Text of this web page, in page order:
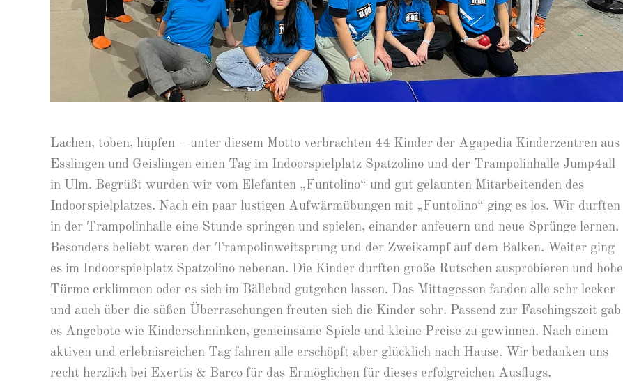
Lachen, toben, hüpfen – unter diesem Motto verbrachten 44 Kinder der Agapedia Kinderzentren aus
Esslingen und Geislingen einen Tag im Indoorspielplatz Spatzolino und der Trampolinhalle Jump4all
in Ulm. Begrüßt wurden wir vom Elefanten „Funtolino“ und gut gelaunten Mitarbeitenden des
Indoorspielplatzes. Nach ein paar lustigen Aufwärmübungen mit „Funtolino“ ging es los. Wir durften
in der Trampolinhalle eine Stunde springen und spielen, einander anfeuern und neue Sprünge lernen.
Besonders beliebt waren der Trampolinweitsprung und der Zweikampf auf dem Balken. Weiter ging
es im Indoorspielplatz Spatzolino nebenan. Die Kinder durften große Rutschen ausprobieren und hohe
Türme erklimmen oder es sich im Bällebad gutgehen lassen. Das Mittagessen fanden alle sehr lecker
und auch über die süßen Überraschungen freuten sich die Kinder sehr. Passend zur Faschingszeit gab
es Angebote wie Kinderschminken, gemeinsame Spiele und kleine Preise zu gewinnen. Nach einem
aktiven und erlebnisreichen Tag fahren alle erschöpft aber glücklich nach Hause. Wir bedanken uns
recht herzlich bei Exertis & Barco für das Ermöglichen für dieses erfolgreichen Ausflugs.